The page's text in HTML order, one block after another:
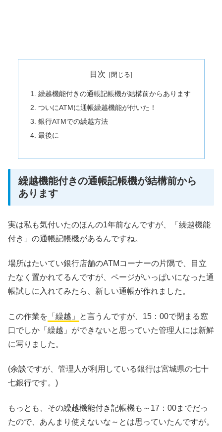
目次
繰越機能付きの通帳記帳機が結構前からあります
ついにATMに通帳繰越機能が付いた！
銀行ATMでの繰越方法
最後に
繰越機能付きの通帳記帳機が結構前から
あります
実は私も気付いたのほんの1年前なんですが、
「繰越機能
付き」 の通帳記帳機があるんですね。
場所はたいてい銀行店舗のATMコーナーの片隅で、目立
たなく置かれてるんですが、ページがいっぱいになった通
帳試しに入れてみたら、新しい通帳が作れました。
この作業を 「繰越」
と言うんですが、15：00で閉まる窓
口でしか「繰越」ができないと思っていた管理人には新鮮
に写りました。
(余談ですが、管理人が利用している銀行は宮城県の七十
七銀行です。)
もっとも、その繰越機能付き記帳機も～17：00までだっ
たので、あんまり使えないな～とは思っていたんですが。